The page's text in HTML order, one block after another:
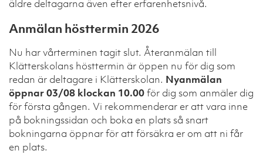
äldre deltagarna även efter erfarenhetsnivå.
Anmälan hösttermin 2026
Nu har vårterminen tagit slut. Återanmälan till
Klätterskolans hösttermin är öppen nu för dig som
redan är deltagare i Klätterskolan. Nyanmälan
öppnar 03/08 klockan 10.00för dig som anmäler dig
för första gången. Vi rekommenderar er att vara inne
på bokningssidan och boka en plats så snart
bokningarna öppnar för att försäkra er om att ni får
en plats.